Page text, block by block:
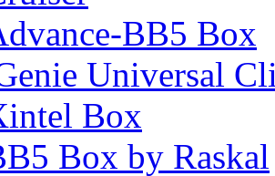
BB5 Box
Universal
Box
Box by Raskal